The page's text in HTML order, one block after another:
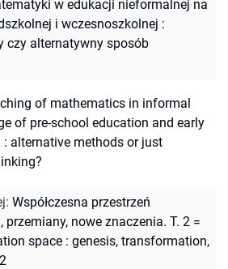
w edukacji nieformalnej na
i wczesnoszkolnej :
czy alternatywny sposób
of mathematics in informal
of pre-school education and early
alternative methods or just
: Współczesna przestrzeń
przemiany, nowe znaczenia. T. 2 =
space : genesis, transformation,